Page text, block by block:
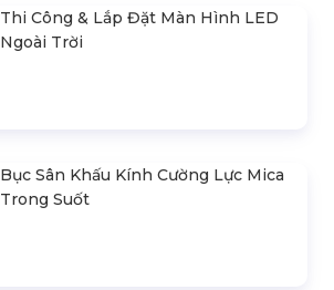
Thi Công & Lắp Đặt Màn Hình LED
Ngoài Trời
Bục Sân Khấu Kính Cường Lực Mica
Trong Suốt